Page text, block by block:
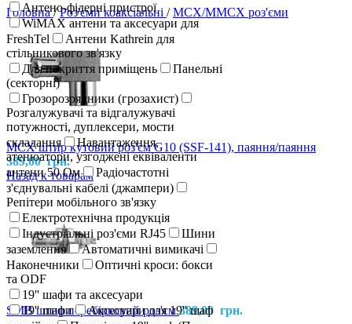
Антено-фідерні пристрої
WiMAX антени та аксесуари для
FreshTel
Антени Kathrein для
стільникового зв'язку
Для покриття приміщень
Панельні
(секторні)
Грозорозрядники (грозахист)
Розгалужувачі та відгалужувачі
потужності, дуплексери, мости
складання
Навантаження,
атенюатори, узгоджені еквіваленти
антени 50 Ом
Радіочастотні
з'єднувальні кабелі (джампери)
Репітери мобільного зв'язку
Електротехнічна продукція
Індустріальні роз'єми RJ45
Шини
заземлення
Автоматичні вимикачі
Наконечники
Оптичні кроси: бокси
та ODF
19'' шафи та аксесуари
19'' шафи
Аксесуари для 19'' шаф
Головна/ Роз'єми коаксіальні / MCX/MMCX роз'єми
MCX штир кутовий роз'єм G10 (SSF-141), паяння/паяння
389,00грн.
Назад к товарам
SMB штир перебірковий роз'єм389,00 грн.